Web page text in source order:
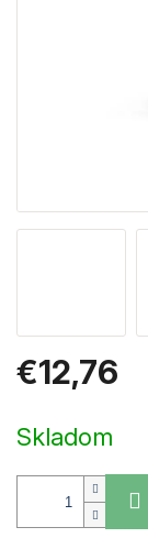
€12,76
cena:
Skladom